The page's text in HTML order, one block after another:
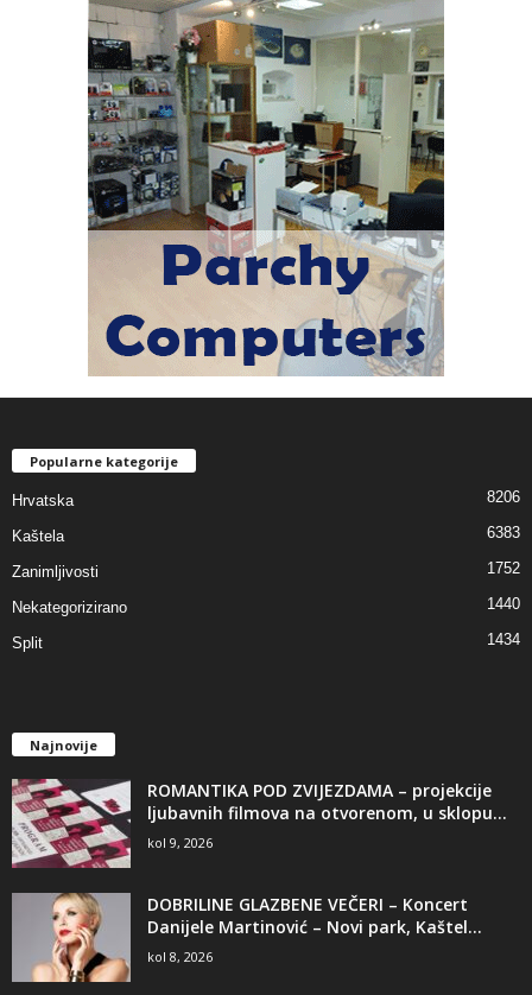
Popularne kategorije
Hrvatska 8206
Kaštela 6383
Zanimljivosti 1752
Nekategorizirano 1440
Split 1434
Najnovije
ROMANTIKA POD ZVIJEZDAMA – projekcije
ljubavnih filmova na otvorenom, u sklopu...
kol 9, 2026
DOBRILINE GLAZBENE VEČERI – Koncert
Danijele Martinović – Novi park, Kaštel...
kol 8, 2026